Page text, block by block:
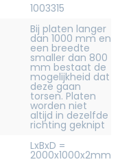
1003315
Bij platen langer
dan 1000 mm en
een breedte
smaller dan 800
mm bestaat de
mogelijkheid dat
deze gaan
torsen. Platen
worden niet
altijd in dezelfde
richting geknipt
LxBxD =
2000x1000x2mm